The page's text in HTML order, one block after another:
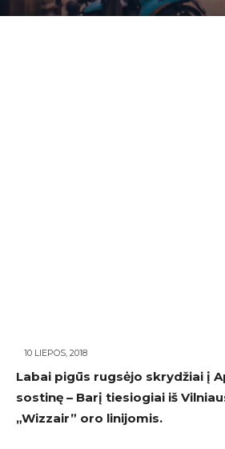
10 LIEPOS, 2018
Labai pigūs rugsėjo skrydžiai į
sostinę – Barį tiesiogiai iš
„Wizzair” oro linijomis.